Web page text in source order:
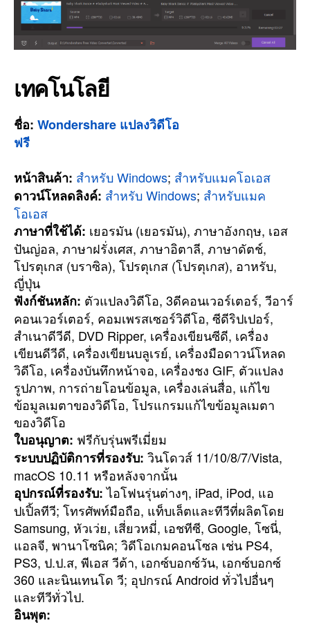
เทคโนโลยี
ชื่อ: Wondershare แปลงวิดีโอ
ฟรี
หน้าสินค้า: สำหรับ Windows; สำหรับแมคโอเอส
ดาวน์โหลดลิงค์: สำหรับ Windows; สำหรับแมค
โอเอส
ภาษาที่ใช้ได้: เยอรมัน (เยอรมัน), ภาษาอังกฤษ, เอส
ปันญ่อล, ภาษาฝรั่งเศส, ภาษาอิตาลี, ภาษาดัตช์,
โปรตุเกส (บราซิล), โปรตุเกส (โปรตุเกส), อาหรับ,
ญี่ปุ่น
ฟังก์ชันหลัก: ตัวแปลงวิดีโอ, 3ดีคอนเวอร์เตอร์, วีอาร์
คอนเวอร์เตอร์, คอมเพรสเซอร์วิดีโอ, ซีดีริปเปอร์,
สำเนาดีวีดี, DVD Ripper, เครื่องเขียนซีดี, เครื่อง
เขียนดีวีดี, เครื่องเขียนบลูเรย์, เครื่องมือดาวน์โหลด
วิดีโอ, เครื่องบันทึกหน้าจอ, เครื่องชง GIF, ตัวแปลง
รูปภาพ, การถ่ายโอนข้อมูล, เครื่องเล่นสื่อ, แก้ไข
ข้อมูลเมตาของวิดีโอ, โปรแกรมแก้ไขข้อมูลเมตา
ของวิดีโอ
ใบอนุญาต: ฟรีกับรุ่นพรีเมี่ยม
ระบบปฏิบัติการที่รองรับ: วินโดวส์ 11/10/8/7/Vista,
macOS 10.11 หรือหลังจากนั้น
อุปกรณ์ที่รองรับ:ไอโฟนรุ่นต่างๆ, iPad, iPod, แอ
ปเปิ้ลทีวี; โทรศัพท์มือถือ, แท็บเล็ตและทีวีที่ผลิตโดย
Samsung, หัวเว่ย, เสี่ยวหมี่, เอชทีซี, Google, โซนี่,
แอลจี, พานาโซนิค; วิดีโอเกมคอนโซล เช่น PS4,
PS3, ป.ป.ส, พีเอส วีต้า, เอกซ์บอกซ์วัน, เอกซ์บอกซ์
360 และนินเทนโด วี; อุปกรณ์ Android ทั่วไปอื่นๆ
และทีวีทั่วไป.
อินพุต: